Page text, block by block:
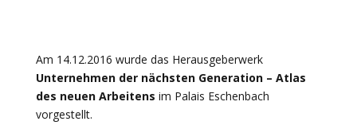
Am 14.12.2016 wurde das Herausgeberwerk
Unternehmen der nächsten Generation – Atlas
des neuen Arbeitens im Palais Eschenbach
vorgestellt.